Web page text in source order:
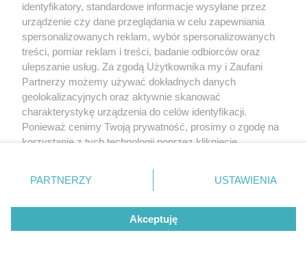
ZOBACZ WIĘCEJ
identyfikatory, standardowe informacje wysyłane przez
urządzenie czy dane przeglądania w celu zapewniania
spersonalizowanych reklam, wybór spersonalizowanych
treści, pomiar reklam i treści, badanie odbiorców oraz
ulepszanie usług. Za zgodą Użytkownika my i Zaufani
Partnerzy możemy używać dokładnych danych
geolokalizacyjnych oraz aktywnie skanować
charakterystykę urządzenia do celów identyfikacji.
Ponieważ cenimy Twoją prywatność, prosimy o zgodę na
korzystanie z tych technologii poprzez kliknięcie
zmienić/wycofać klikając przycisk ustawień prywatności
znajdujący się w lewym dolnym rogu strony
rodzaje przetwarzania danych nie wymagają zgody
użytkownika, ale masz prawo sprzeciwić się takiemu
przetwarzaniu. Preferencje będą miały zastosowanie tylko
PARTNERZY USTAWIENIA
Akceptuję